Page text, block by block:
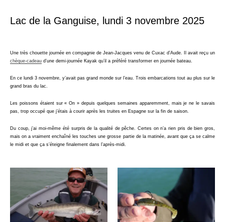
Lac de la Ganguise, lundi 3 novembre 2025
Une très chouette journée en compagnie de Jean-Jacques venu de Cuxac d’Aude. Il avait reçu un
chèque-cadeau d’une demi-journée Kayak qu’il a préféré transformer en journée bateau.
En ce lundi 3 novembre, y’avait pas grand monde sur l’eau. Trois embarcations tout au plus sur le
grand bras du lac.
Les poissons étaient sur « On » depuis quelques semaines apparemment, mais je ne le savais
pas, trop occupé que j’étais à courir après les truites en Espagne sur la fin de saison.
Du coup, j’ai moi-même été surpris de la qualité de pêche. Certes on n’a rien pris de bien gros,
mais on a vraiment enchaîné les touches une grosse partie de la matinée, avant que ça se calme
le midi et que ça s’éteigne finalement dans l’après-midi.